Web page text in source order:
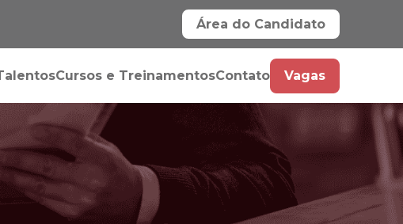
Área do Candidato
Cursos e TreinamentosContato Vagas